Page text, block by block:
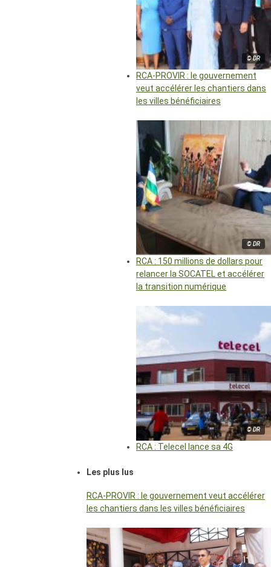
© DR
RCA-PROVIR : le gouvernement
veut accélérer les chantiers dans
les villes bénéficiaires
© DR
RCA : 150 millions de dollars pour
relancer la SOCATEL et accélérer
la transition numérique
© DR
RCA : Telecel lance sa 4G
Les plus lus
RCA-PROVIR : le gouvernement veut accélérer
les chantiers dans les villes bénéficiaires